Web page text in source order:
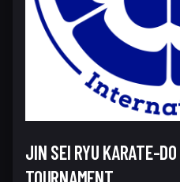
JIN SEI RYU KARATE-